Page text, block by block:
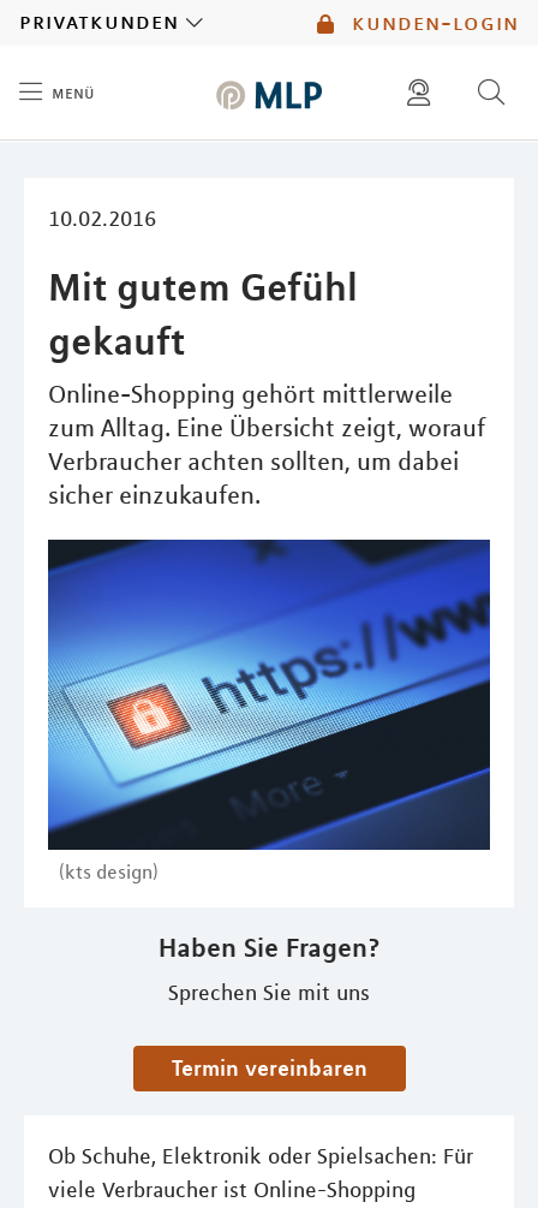
kunden-login
privatkunden
menü
10.02.2016
Mit gutem Gefühl
gekauft
Online-Shopping gehört mittlerweile
zum Alltag. Eine Übersicht zeigt, worauf
Verbraucher achten sollten, um dabei
sicher einzukaufen.
(kts design)
Haben Sie Fragen?
Sprechen Sie mit uns
Termin vereinbaren
Ob Schuhe, Elektronik oder Spielsachen: Für
viele Verbraucher ist Online-Shopping